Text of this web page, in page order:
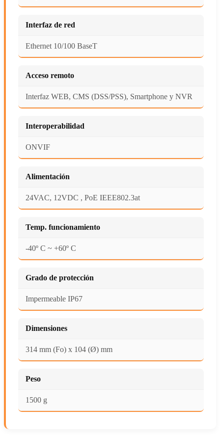
Interfaz de red
Ethernet 10/100 BaseT
Acceso remoto
Interfaz WEB, CMS (DSS/PSS), Smartphone y NVR
Interoperabilidad
ONVIF
Alimentación
24VAC, 12VDC , PoE IEEE802.3at
Temp. funcionamiento
-40º C ~ +60º C
Grado de protección
Impermeable IP67
Dimensiones
314 mm (Fo) x 104 (Ø) mm
Peso
1500 g